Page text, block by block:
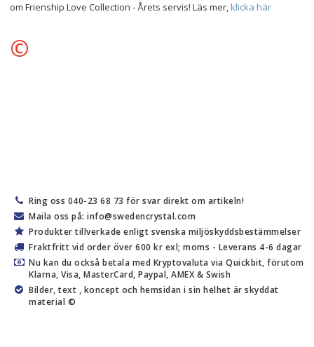
om Frienship Love Collection - Årets servis! Läs mer, klicka här
©
Ring oss 040-23 68 73 för svar direkt om artikeln!
Maila oss på: info@swedencrystal.com
Produkter tillverkade enligt svenska miljöskyddsbestämmelser
Fraktfritt vid order över 600 kr exl; moms - Leverans 4-6 dagar
Nu kan du också betala med Kryptovaluta via Quickbit, förutom
Klarna, Visa, MasterCard, Paypal, AMEX & Swish
Bilder, text , koncept och hemsidan i sin helhet är skyddat
material ©